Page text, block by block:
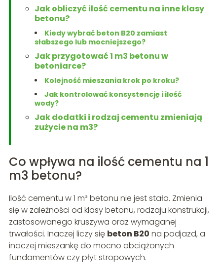
Jak obliczyć ilość cementu na inne klasy
betonu?
Kiedy wybrać beton B20 zamiast
słabszego lub mocniejszego?
Jak przygotować 1 m3 betonu w
betoniarce?
Kolejność mieszania krok po kroku?
Jak kontrolować konsystencję i ilość
wody?
Jak dodatki i rodzaj cementu zmieniają
zużycie na m3?
Co wpływa na ilość cementu na 1
m3 betonu?
Ilość cementu w 1 m³ betonu nie jest stała. Zmienia
się w zależności od klasy betonu, rodzaju konstrukcji,
zastosowanego kruszywa oraz wymaganej
trwałości. Inaczej liczy się beton B20 na podjazd, a
inaczej mieszankę do mocno obciążonych
fundamentów czy płyt stropowych.